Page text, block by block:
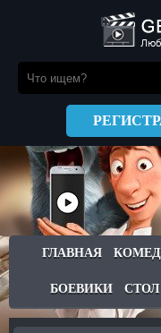
ГЛАВНАЯ
БОЕВИКИ СТОЛ